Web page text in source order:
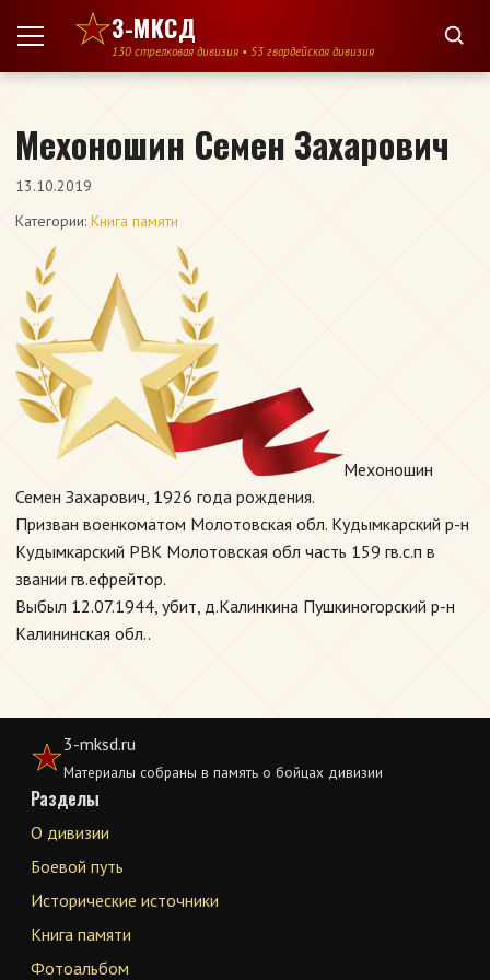
Перейти к содержимому
3-МКСД
130 стрелковая дивизия • 53 гвардейская дивизия
Мехоношин Семен Захарович
13.10.2019
Категории: Книга памяти
Мехоношин
Семен Захарович, 1926 года рождения.
Призван военкоматом Молотовская обл. Кудымкарский р-н
Кудымкарский РВК Молотовская обл часть 159 гв.с.п в
звании гв.ефрейтор.
Выбыл 12.07.1944, убит, д.Калинкина Пушкиногорский р-н
Калининская обл..
3-mksd.ru
Материалы собраны в память о бойцах дивизии
Разделы
О дивизии
Боевой путь
Исторические источники
Книга памяти
Фотоальбом